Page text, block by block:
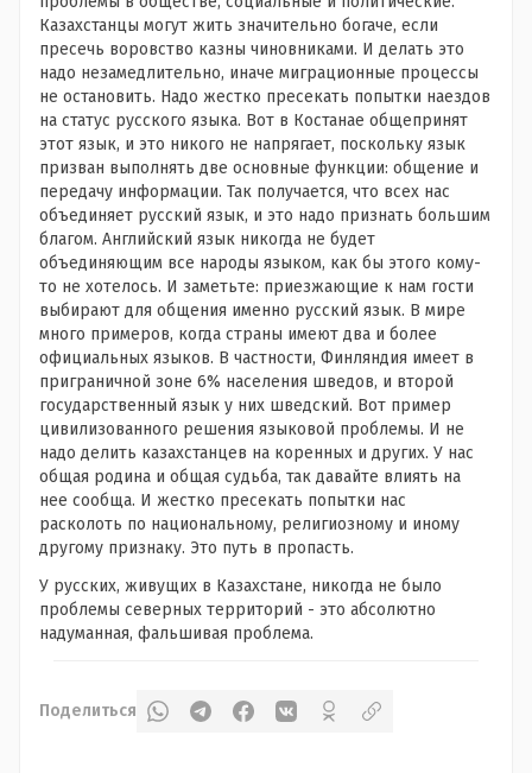
Казахстанцы могут жить значительно богаче, если
пресечь воровство казны чиновниками. И делать это
надо незамедлительно, иначе миграционные процессы
не остановить. Надо жестко пресекать попытки наездов
на статус русского языка. Вот в Костанае общепринят
этот язык, и это никого не напрягает, поскольку язык
призван выполнять две основные функции: общение и
передачу информации. Так получается, что всех нас
объединяет русский язык, и это надо признать большим
благом. Английский язык никогда не будет
объединяющим все народы языком, как бы этого кому-
то не хотелось. И заметьте: приезжающие к нам гости
выбирают для общения именно русский язык. В мире
много примеров, когда страны имеют два и более
официальных языков. В частности, Финляндия имеет в
приграничной зоне 6% населения шведов, и второй
государственный язык у них шведский. Вот пример
цивилизованного решения языковой проблемы. И не
надо делить казахстанцев на коренных и других. У нас
общая родина и общая судьба, так давайте влиять на
нее сообща. И жестко пресекать попытки нас
расколоть по национальному, религиозному и иному
другому признаку. Это путь в пропасть.
У русских, живущих в Казахстане, никогда не было
проблемы северных территорий - это абсолютно
надуманная, фальшивая проблема.
Поделиться